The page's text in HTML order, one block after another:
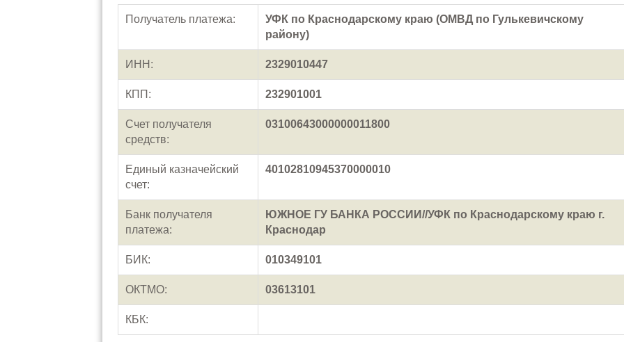
Получатель платежа:
УФК по Краснодарскому краю (ОМВД по Гулькевичскому
району)
ИНН: 2329010447
КПП: 232901001
Счет получателя
средств:
03100643000000011800
Единый казначейский
счет:
40102810945370000010
Банк получателя
платежа:
ЮЖНОЕ ГУ БАНКА РОССИИ//УФК по Краснодарскому краю г.
Краснодар
БИК: 010349101
ОКТМО: 03613101
КБК: